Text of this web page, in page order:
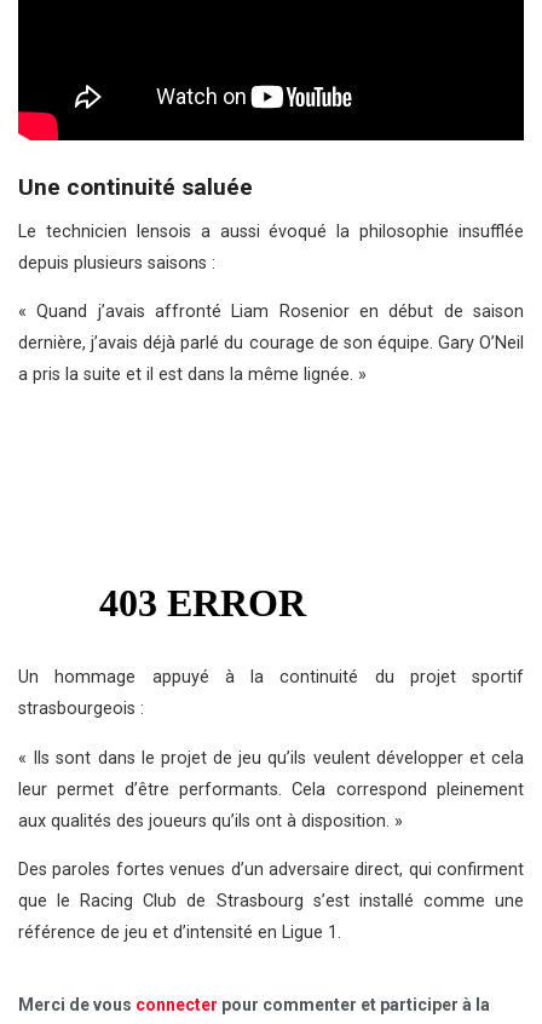
Une continuité saluée
Le technicien lensois a aussi évoqué la philosophie insufflée
depuis plusieurs saisons :
« Quand j’avais affronté Liam Rosenior en début de saison
dernière, j’avais déjà parlé du courage de son équipe. Gary O’Neil
a pris la suite et il est dans la même lignée. »
Un hommage appuyé à la continuité du projet sportif
strasbourgeois :
« Ils sont dans le projet de jeu qu’ils veulent développer et cela
leur permet d’être performants. Cela correspond pleinement
aux qualités des joueurs qu’ils ont à disposition. »
Des paroles fortes venues d’un adversaire direct, qui confirment
que le Racing Club de Strasbourg s’est installé comme une
référence de jeu et d’intensité en Ligue 1.
Merci de vous connecter pour commenter et participer à la